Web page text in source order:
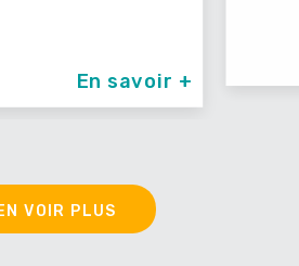
En savoir +
VOIR PLUS